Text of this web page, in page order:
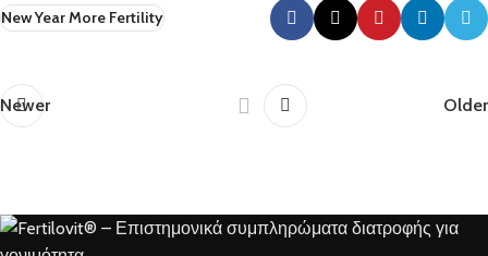
New Year More Fertility
Newer Older